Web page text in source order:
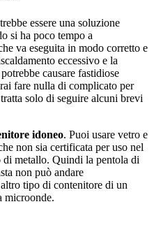
essere una soluzione
si ha poco tempo a
va eseguita in modo corretto e
eccessivo e la
causare fastidiose
fare nulla di complicato per
solo di seguire alcuni brevi
idoneo. Puoi usare vetro e
non sia certificata per uso nel
metallo. Quindi la pentola di
non può andare
tipo di contenitore di un
microonde.